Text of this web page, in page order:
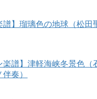
譜】瑠璃色の地球（松
楽譜】津軽海峡冬景色
奏）